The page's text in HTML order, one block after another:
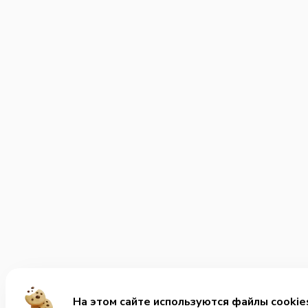
На этом сайте используются файлы